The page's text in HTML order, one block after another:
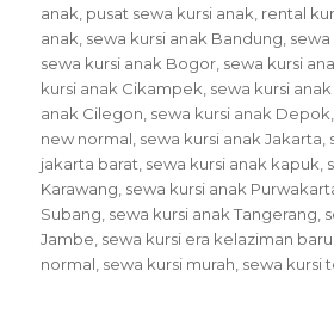
anak, pusat sewa kursi anak, rental
anak, sewa kursi anak Bandung,
sewa kursi anak Bogor, sewa kursi
kursi anak Cikampek, sewa kursi
anak Cilegon, sewa kursi anak Depok,
new normal, sewa kursi anak Jakarta,
jakarta barat, sewa kursi anak kapuk,
Karawang, sewa kursi anak
Subang, sewa kursi anak Tangerang,
Jambe, sewa kursi era kelaziman baru
normal, sewa kursi murah, sewa kursi